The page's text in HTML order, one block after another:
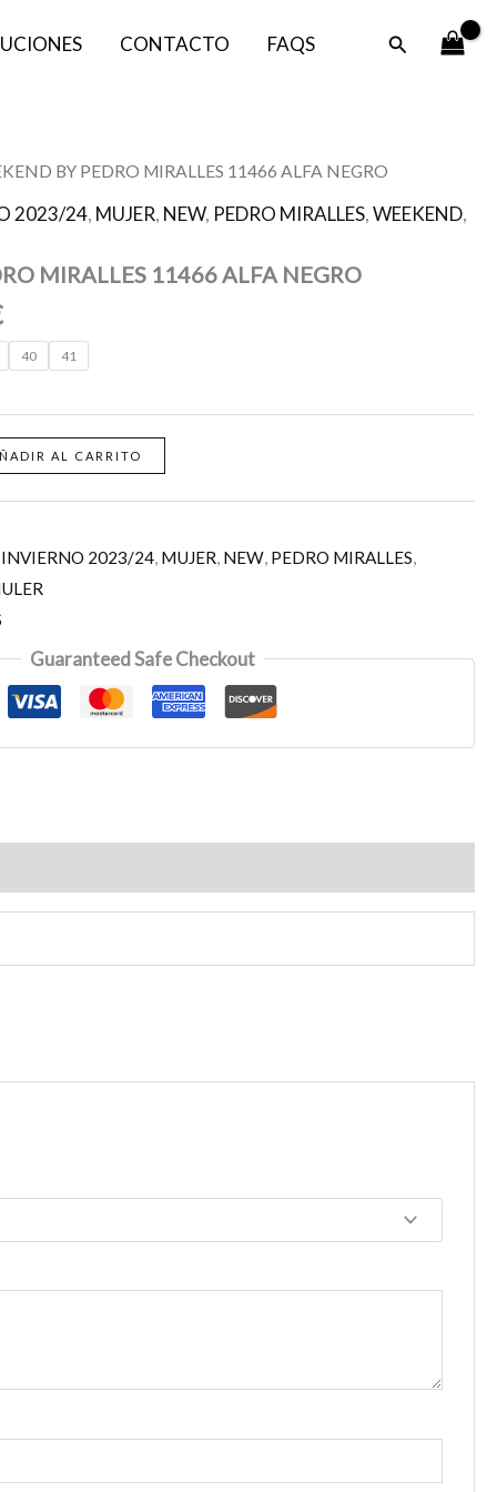
CONTACTO FAQS Buscar
BY PEDRO MIRALLES 11466 ALFA NEGRO
2023/24, MUJER, NEW, PEDRO MIRALLES,WEEKEND,
MIRALLES 11466 ALFA NEGRO
El
precio
actual
es:
80,00 €.
40 41
AL CARRITO
INVIERNO 2023/24, MUJER, NEW, PEDRO MIRALLES,
Guaranteed Safe Checkout